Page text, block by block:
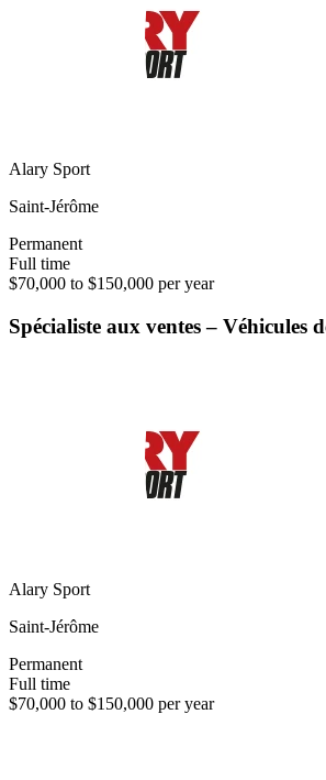
Alary Sport
Saint-Jérôme
Permanent
Full time
$70,000 to $150,000 per year
Spécialiste aux ventes – Véhicules
Alary Sport
Saint-Jérôme
Permanent
Full time
$70,000 to $150,000 per year